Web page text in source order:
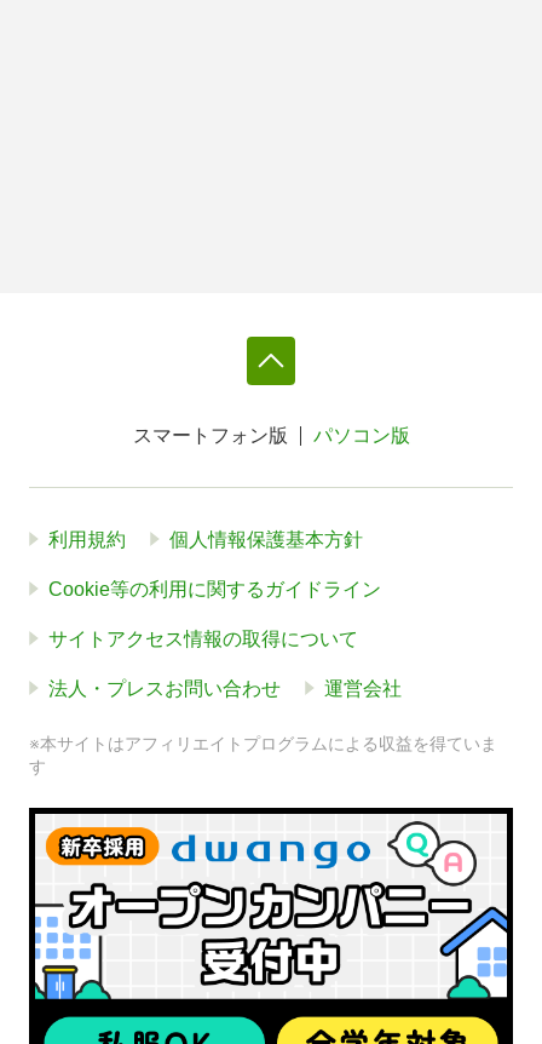
スマートフォン版 パソコン版
利用規約 個人情報保護基本方針
Cookie等の利用に関するガイドライン
サイトアクセス情報の取得について
法人・プレスお問い合わせ 運営会社
※本サイトはアフィリエイトプログラムによる収益を得ていま
す